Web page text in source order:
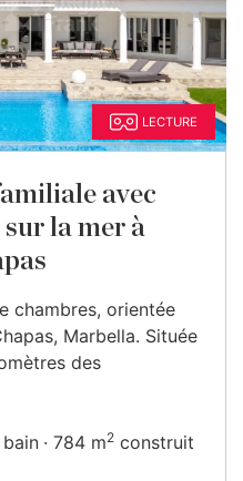
LECTURE
avec
la mer à
chambres, orientée
Marbella. Située
des
784 m2 construit